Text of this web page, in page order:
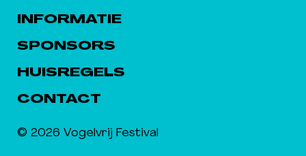
INFORMATIE
SPONSORS
HUISREGELS
CONTACT
© 2026 Vogelvrij Festival